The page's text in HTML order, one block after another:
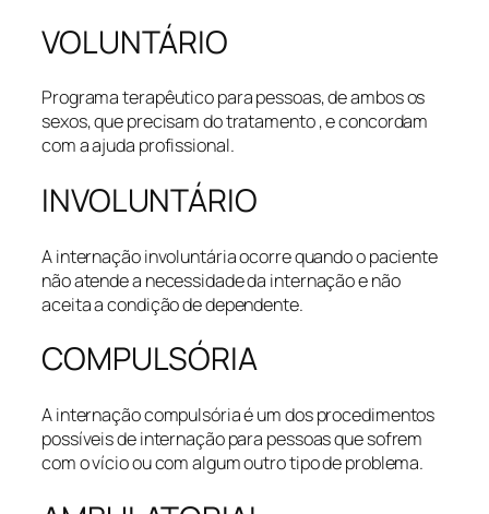
VOLUNTÁRIO
Programa terapêutico para pessoas, de ambos os
sexos, que precisam do tratamento , e concordam
com a ajuda profissional.
INVOLUNTÁRIO
A internação involuntária ocorre quando o paciente
não atende a necessidade da internação e não
aceita a condição de dependente.
COMPULSÓRIA
A internação compulsória é um dos procedimentos
possíveis de internação para pessoas que sofrem
com o vício ou com algum outro tipo de problema.